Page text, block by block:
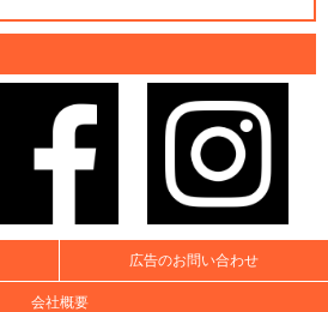
広告のお問い合わせ
会社概要